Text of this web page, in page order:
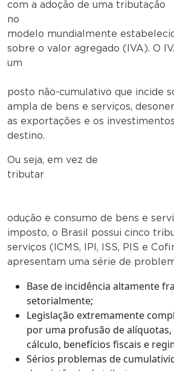
com a adoção de uma tributação
modelo mundialmente
sobre o valor agregado (IVA). O
um
posto não-cumulativo que incide
ampla de bens e serviços,
as exportações e os
destino.
Ou seja, em vez de
tributar
odução e consumo de bens e
imposto, o Brasil possui cinco
serviços (ICMS, IPI, ISS, PIS e
apresentam uma série de
Base de incidência altamente
setorialmente;
Legislação extremamente
por uma profusão de alíquotas,
cálculo, benefícios fiscais e
Sérios problemas de